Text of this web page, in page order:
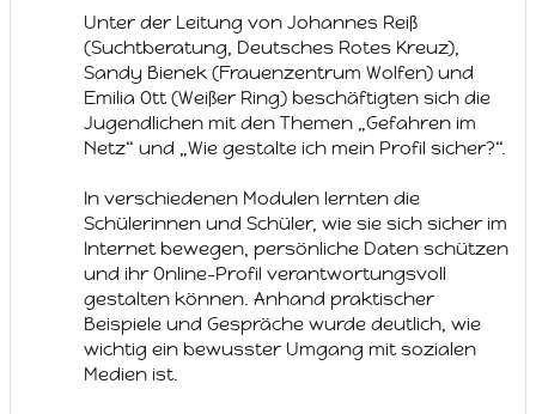
Unter der Leitung von Johannes Reiß
(Suchtberatung, Deutsches Rotes Kreuz),
Sandy Bienek (Frauenzentrum Wolfen) und
Emilia Ott (Weißer Ring) beschäftigten sich die
Jugendlichen mit den Themen „Gefahren im
Netz“ und „Wie gestalte ich mein Profil sicher?“.
In verschiedenen Modulen lernten die
Schülerinnen und Schüler, wie sie sich sicher im
Internet bewegen, persönliche Daten schützen
und ihr Online-Profil verantwortungsvoll
gestalten können. Anhand praktischer
Beispiele und Gespräche wurde deutlich, wie
wichtig ein bewusster Umgang mit sozialen
Medien ist.